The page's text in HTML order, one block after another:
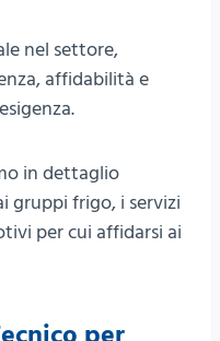
nel settore,
affidabilità e
in dettaglio
gruppi frigo, i servizi
per cui affidarsi ai